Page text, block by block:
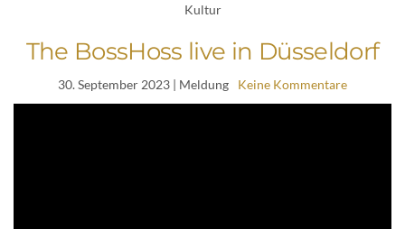
Kultur
The BossHoss live in Düsseldorf
30. September 2023 | Meldung Keine Kommentare